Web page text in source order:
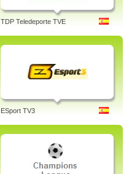
TDP Teledeporte TVE
ESport TV3